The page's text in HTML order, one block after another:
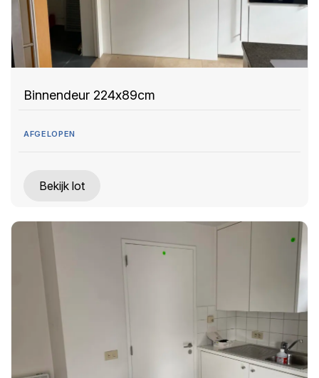
Binnendeur 224x89cm
AFGELOPEN
Bekijk lot